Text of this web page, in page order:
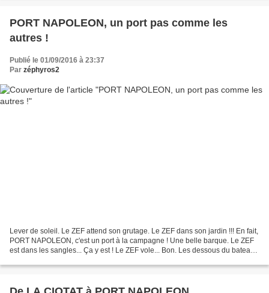
PORT NAPOLEON, un port pas comme les
autres !
Publié le 01/09/2016 à 23:37
Par zéphyros2
Lever de soleil. Le ZEF attend son grutage. Le ZEF dans son jardin !!! En fait,
PORT NAPOLEON, c'est un port à la campagne ! Une belle barque. Le ZEF
est dans les sangles... Ça y est ! Le ZEF vole... Bon. Les dessous du bateau